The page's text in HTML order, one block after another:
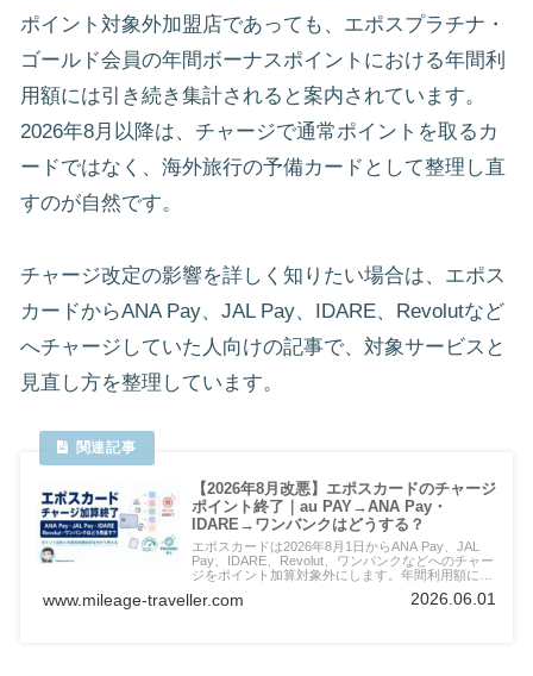
ポイント対象外加盟店であっても、エポスプラチナ・
ゴールド会員の年間ボーナスポイントにおける年間利
用額には引き続き集計されると案内されています。
2026年8月以降は、チャージで通常ポイントを取るカ
ードではなく、海外旅行の予備カードとして整理し直
すのが自然です。
チャージ改定の影響を詳しく知りたい場合は、エポス
カードからANA Pay、JAL Pay、IDARE、Revolutなど
へチャージしていた人向けの記事で、対象サービスと
見直し方を整理しています。
【2026年8月改悪】エポスカードのチャージ
ポイント終了｜au PAY→ANA Pay・
IDARE→ワンバンクはどうする？
エポスカードは2026年8月1日からANA Pay、JAL
Pay、IDARE、Revolut、ワンバンクなどへのチャー
ジをポイント加算対象外にします。年間利用額に残
る点と、JQ CARD エポスゴールド利用者の見直し
方を整理します。
www.mileage-traveller.com 2026.06.01